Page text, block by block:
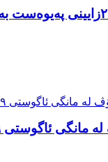
ئاگوستی ٢٠١٩